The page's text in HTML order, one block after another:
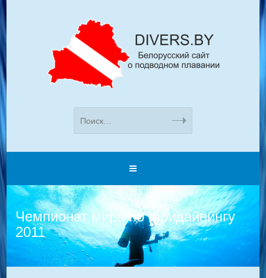
Чемпионат мира по фридайвингу
2011